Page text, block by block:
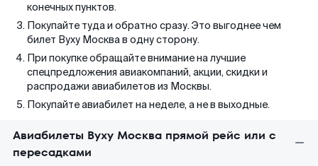
конечных пунктов.
Покупайте туда и обратно сразу. Это выгоднее чем
билет Вуху Москва в одну сторону.
При покупке обращайте внимание на лучшие
спецпредложения авиакомпаний, акции, скидки и
распродажи авиабилетов из Москвы.
Покупайте авиабилет на неделе, а не в выходные.
Авиабилеты Вуху Москва прямой рейс или с
пересадками